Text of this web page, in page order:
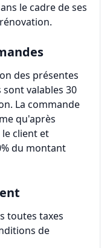
le cadre de ses
des présentes
valables 30
La commande
qu'après
client et
du montant
toutes taxes
de